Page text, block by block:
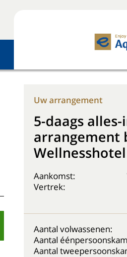
Uw arrangement
5-daags
arrangement
Aankomst:
Vertrek:
Aantal volwassenen:
Aantal
Aantal